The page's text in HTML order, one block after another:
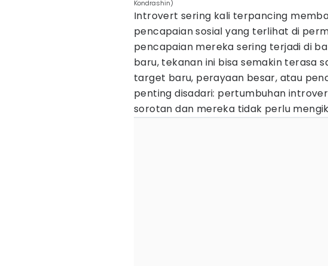
Kondrashin)
Introvert sering kali terpancing
pencapaian sosial yang terlihat di
pencapaian mereka sering terjadi di
baru, tekanan ini bisa semakin terasa
target baru, perayaan besar, atau
penting disadari: pertumbuhan
sorotan dan mereka tidak perlu